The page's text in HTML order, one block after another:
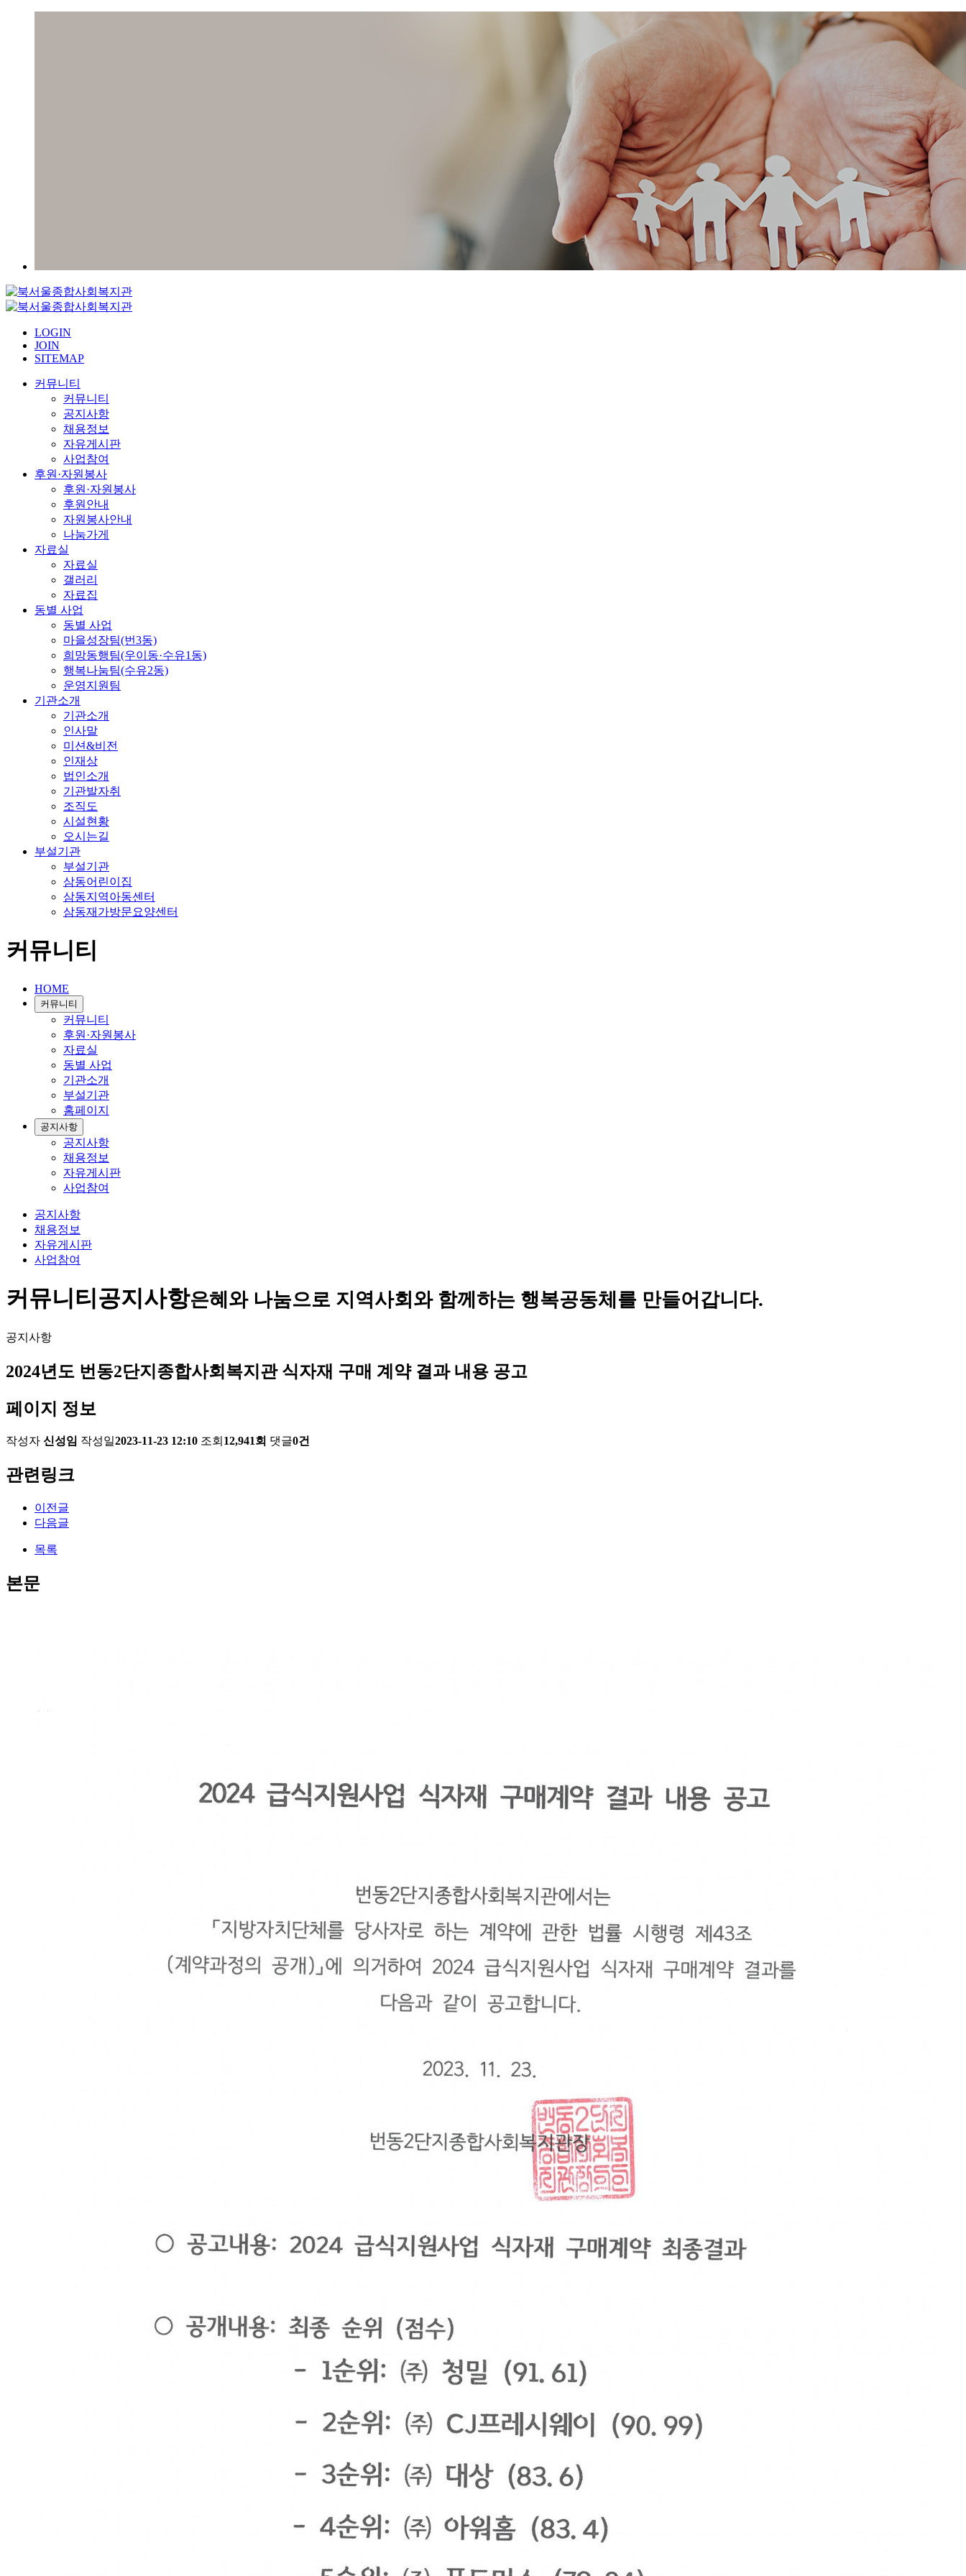
LOGIN
JOIN
SITEMAP
커뮤니티
커뮤니티
공지사항
채용정보
자유게시판
사업참여
후원·자원봉사
후원·자원봉사
후원안내
자원봉사안내
나눔가게
자료실
자료실
갤러리
자료집
동별 사업
동별 사업
마을성장팀(번3동)
희망동행팀(우이동·수유1동)
행복나눔팀(수유2동)
운영지원팀
기관소개
기관소개
인사말
미션&비전
인재상
법인소개
기관발자취
조직도
시설현황
오시는길
부설기관
부설기관
삼동어린이집
삼동지역아동센터
삼동재가방문요양센터
커뮤니티
HOME
커뮤니티
커뮤니티
후원·자원봉사
자료실
동별 사업
기관소개
부설기관
홈페이지
공지사항
공지사항
채용정보
자유게시판
사업참여
공지사항
채용정보
자유게시판
사업참여
커뮤니티공지사항은혜와 나눔으로 지역사회와 함께하는 행복공동체를 만들어갑니다.
공지사항
2024년도 번동2단지종합사회복지관 식자재 구매 계약 결과 내용 공고
페이지 정보
작성자 신성임 작성일2023-11-23 12:10 조회 12,941회 댓글0건
관련링크
이전글
다음글
목록
본문